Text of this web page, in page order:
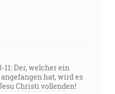
11: Der, welcher ein
hat, wird es
Christi vollenden!